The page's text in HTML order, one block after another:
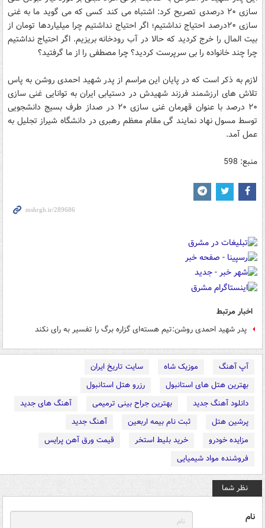
سازی ۲۰ درصدی تصریح کرد: اشتباه می کند کسی که می گوید ما به غنی
سازی ۲۰درصد احتیاج نداشتیم؛ اگر احتیاج نداشتیم چرا میلیاردها تومان از
بیت المال را خرج کردید که حالا در آب رودخانه بریزیم. اگر احتیاج نداشتیم
چرا چند خانواده را بی سرپرست کردید؟ چرا مصطفی را از ما گرفتید؟
لازم به ذکر است که در پایان این مراسم از پدر شهید احمدی روشن به پاس
تلاش های ارزشمند فرزند شهیدش در دستیابی ایران به توانایی غنی سازی
۲۰ درصد با عنوان قهرمان غنی سازی ۲۰ در صداز طرف بسیج دانشجویی
توسط مسول نهاد نمایند گی مقام معظم رهبری در دانشگاه شیراز تجلیل به
عمل آمد.
منبع: 598
اخبار مرتبط
پدر شهید احمدی روشن:تیم هسته‌ای گزاره برگ را تفسیر به رای نکند
آپ آهنگ موزیک شاه
سایت تاریخ ایران
بهترین هتل های استانبول
رزرو هتل استانبول
دانلود آهنگ جدید
بهترین جراح بینی ترمیمی
آهنگ های جدید
پرشین هتل
ثبت نام بیمه اربعین
آهنگ جدید
مزایده خودرو
خرید بلیط استخر
قیمت ورق آهن پرایس
فروشنده مواد شیمیایی
نظر شما
نام